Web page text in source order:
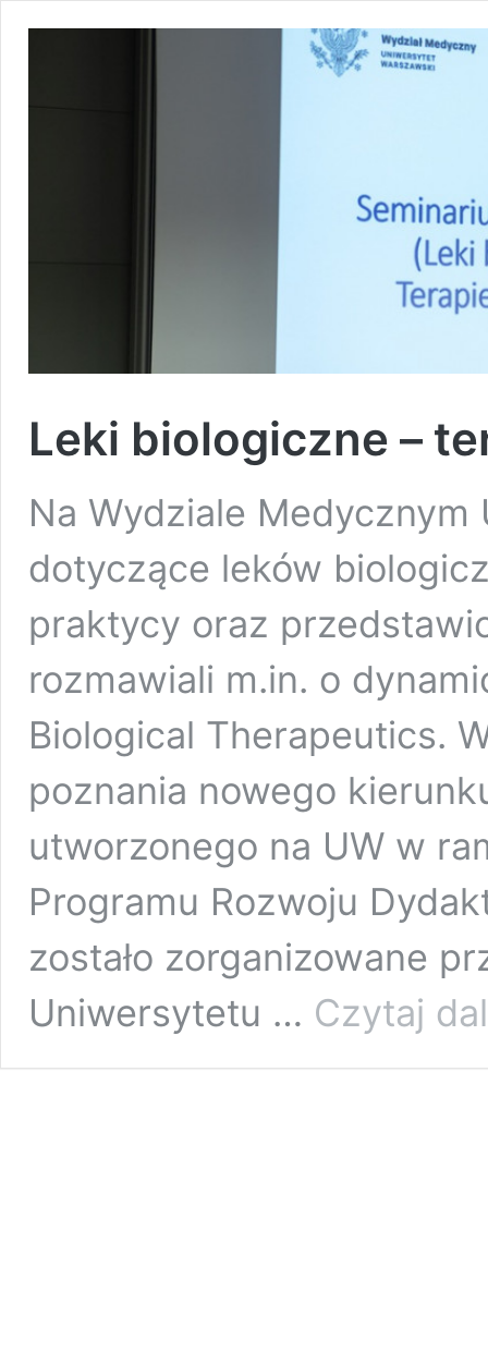
Leki biologiczne –
Na Wydziale Medycznym
dotyczące leków
praktycy oraz
rozmawiali m.in. o
Biological Therapeutics.
poznania nowego
utworzonego na UW w
Programu Rozwoju
zostało zorganizowane
Uniwersytetu … Czytaj